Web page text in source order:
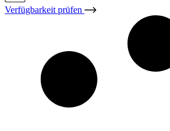
Verfügbarkeit prüfen